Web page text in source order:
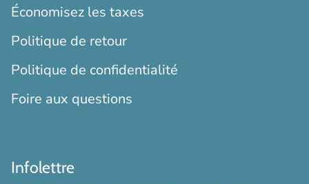
Économisez les taxes
Politique de retour
Politique de confidentialité
Foire aux questions
Infolettre